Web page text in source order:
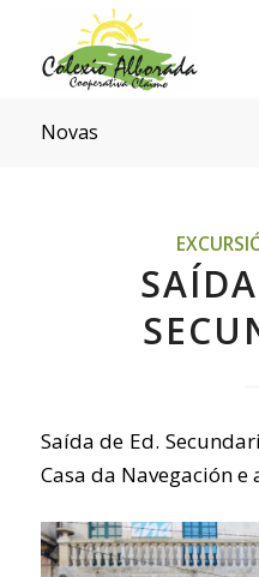
Novas
Saída de Ed.
Casa da Navegación e